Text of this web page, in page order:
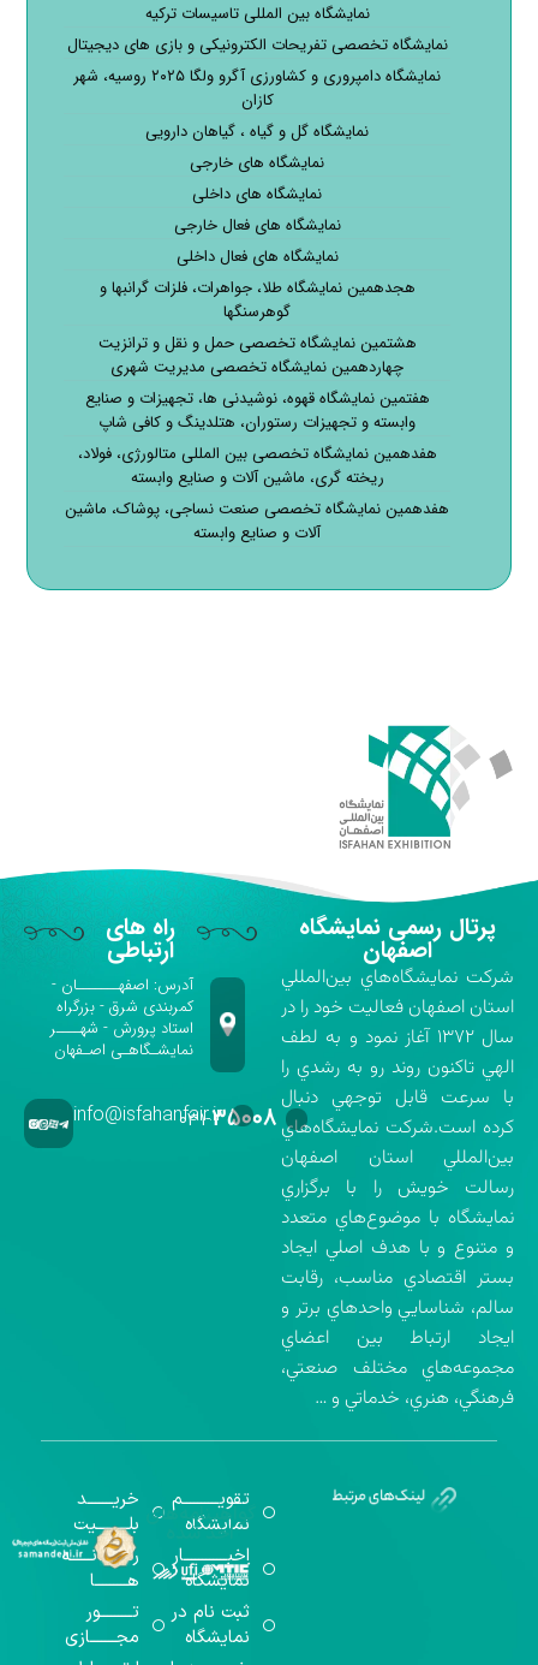
نمایشگاه بین المللی تاسیسات ترکیه
نمایشگاه تخصصی تفریحات الکترونیکی و بازی های دیجیتال
نمایشگاه دامپروری و کشاورزی آگرو ولگا ۲۰۲۵ روسیه، شهر
کازان
نمایشگاه گل و گیاه ، گیاهان دارویی
نمایشگاه های خارجی
نمایشگاه های داخلی
نمایشگاه های فعال خارجی
نمایشگاه های فعال داخلی
هجدهمین نمایشگاه طلا، جواهرات، فلزات گرانبها و
گوهرسنگها
هشتمین نمایشگاه تخصصی حمل و نقل و ترانزیت
چهاردهمین نمایشگاه تخصصی مدیریت شهری
هفتمین نمایشگاه قهوه، نوشیدنی ها، تجهیزات و صنایع
وابسته و تجهیزات رستوران، هتلدینگ و کافی شاپ
هفدهمین نمایشگاه تخصصی بین المللی متالورژی، فولاد،
ریخته گری، ماشین آلات و صنایع وابسته
هفدهمین نمایشگاه تخصصی صنعت نساجی، پوشاک، ماشین
آلات و صنایع وابسته
پرتال رسمی نمایشگاه
اصفهان
شركت نمايشگاه‌هاي بين‌المللي
استان اصفهان فعاليت خود را در
سال ۱۳۷۲ آغاز نمود و به لطف
الهي تاكنون روند رو به رشدي را
با سرعت قابل توجهي دنبال
كرده است.شركت نمايشگاه‌هاي
بين‌المللي استان اصفهان
رسالت خويش را با برگزاري
نمايشگاه با موضوع‌هاي متعدد
و متنوع و با هدف اصلي ايجاد
بستر اقتصادي مناسب، رقابت
سالم، شناسايي واحدهاي برتر و
ايجاد ارتباط بين اعضاي
مجموعه‌هاي مختلف صنعتي،
فرهنگي، هنري، خدماتي و …
راه های
ارتباطی
آدرس: اصفهـــــــان -
کمربندی شرق - بزرگراه
استاد پرورش - شهــــر
نمایشـگاهـی اصـفهان
۰۳۱-۳۵۰۰۸info@isfahanfair.ir
تقویــــــــــم
نمایشگاه
اخبــــــــــــار
نمایشگاه
ثبت نام در
نمایشگاه
خریـــــــد
بلـــــــــیت
رســـــانــــــه
هـــــــــا
تـــــــــور
مجـــــــازی
گواهینامه‌های
اخذ شده